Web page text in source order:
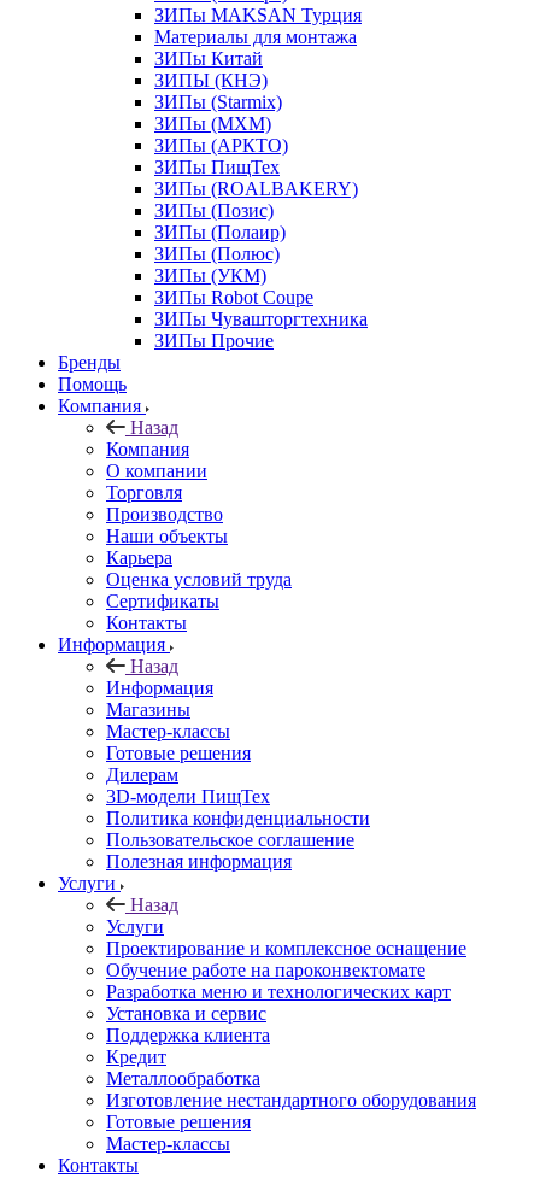
ЗИПы MAKSAN Турция
Материалы для монтажа
ЗИПы Китай
ЗИПЫ (КНЭ)
ЗИПы (Starmix)
ЗИПы (МХМ)
ЗИПы (АРКТО)
ЗИПы ПищТех
ЗИПы (ROALBAKERY)
ЗИПы (Позис)
ЗИПы (Полаир)
ЗИПы (Полюс)
ЗИПы (УКМ)
ЗИПы Robot Coupe
ЗИПы Чувашторгтехника
ЗИПы Прочие
Бренды
Помощь
Компания
Назад
Компания
О компании
Торговля
Производство
Наши объекты
Карьера
Оценка условий труда
Сертификаты
Контакты
Информация
Назад
Информация
Магазины
Мастер-классы
Готовые решения
Дилерам
3D-модели ПищТех
Политика конфиденциальности
Пользовательское соглашение
Полезная информация
Услуги
Назад
Услуги
Проектирование и комплексное оснащение
Обучение работе на пароконвектомате
Разработка меню и технологических карт
Установка и сервис
Поддержка клиента
Кредит
Металлообработка
Изготовление нестандартного оборудования
Готовые решения
Мастер-классы
Контакты